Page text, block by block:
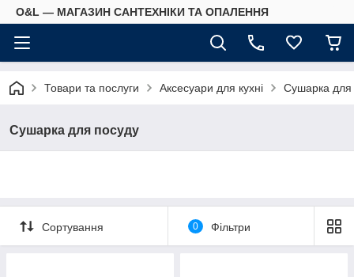
O&L — МАГАЗИН САНТЕХНІКИ ТА ОПАЛЕННЯ
Товари та послуги Аксесуари для кухні Сушарка для
Сушарка для посуду
Сортування 0 Фільтри